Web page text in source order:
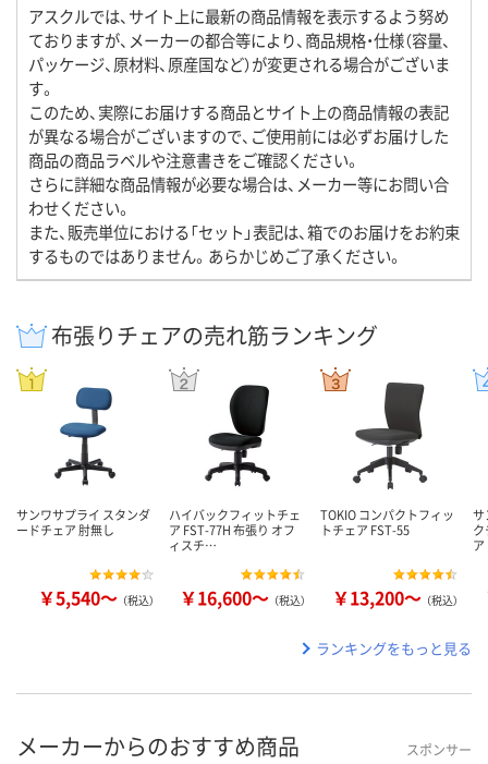
アスクルでは、サイト上に最新の商品情報を表示するよう努め
ておりますが、メーカーの都合等により、商品規格・仕様（容量、
パッケージ、原材料、原産国など）が変更される場合がございま
す。
このため、実際にお届けする商品とサイト上の商品情報の表記
が異なる場合がございますので、ご使用前には必ずお届けした
商品の商品ラベルや注意書きをご確認ください。
さらに詳細な商品情報が必要な場合は、メーカー等にお問い合
わせください。
また、販売単位における「セット」表記は、箱でのお届けをお約束
するものではありません。あらかじめご了承ください。
布張りチェアの売れ筋ランキング
サンワサプライ スタンダ
ードチェア 肘無し
￥5,540～ （税込）
ハイバックフィットチェ
ア FST-77H 布張り オフ
ィスチ…
￥16,600～ （税込）
TOKIO コンパクトフィッ
トチェア FST-55
￥13,200～ （税込）
サ
ア
ランキングをもっと見る
メーカーからのおすすめ商品 スポンサー